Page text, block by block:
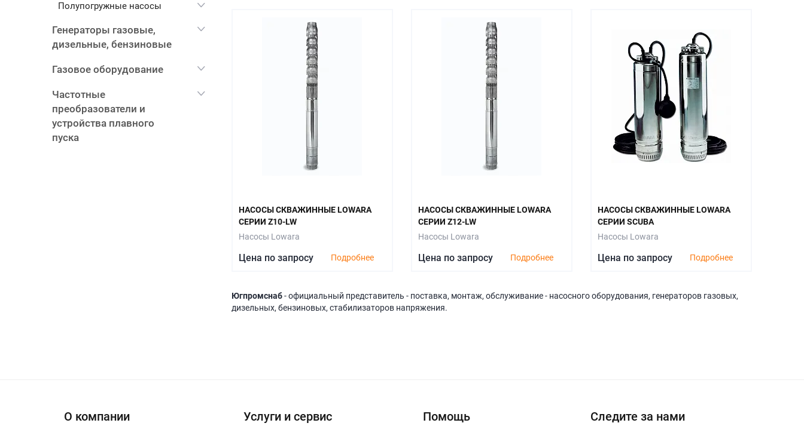
Полупогружные насосы
Генераторы газовые,
дизельные, бензиновые
Газовое оборудование
Частотные
преобразователи и
устройства плавного
пуска
НАСОСЫ СКВАЖИННЫЕ LOWARA
СЕРИИ Z10-LW
Насосы Lowara
Цена по запросу Подробнее
НАСОСЫ СКВАЖИННЫЕ LOWARA
СЕРИИ Z12-LW
Насосы Lowara
Цена по запросу Подробнее
НАСОСЫ СКВАЖИННЫЕ LOWARA
СЕРИИ SCUBA
Насосы Lowara
Цена по запросу Подробнее
Югпромснаб- официальный представитель - поставка, монтаж, обслуживание - насосного оборудования, генераторов газовых,
дизельных, бензиновых, стабилизаторов напряжения.
О компании Услуги и сервис Помощь Следите за нами